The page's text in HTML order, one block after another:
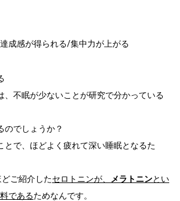
成感が得られる/集中力が上がる
、不眠が少ないことが研究で分かっている
のでしょうか？
とで、ほどよく疲れて深い睡眠となるた
どご紹介したセロトニンが、 メラトニンとい
であるためなんです。